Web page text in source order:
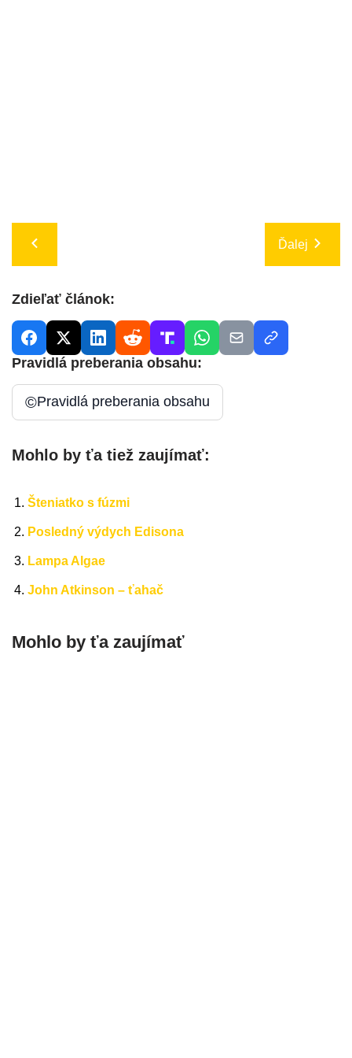
Ďalej
Zdieľať článok:
Pravidlá preberania obsahu:
©Pravidlá preberania obsahu
Mohlo by ťa tiež zaujímať:
Šteniatko s fúzmi
Posledný výdych Edisona
Lampa Algae
John Atkinson – ťahač
Mohlo by ťa zaujímať